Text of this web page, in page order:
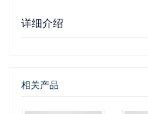
详细介绍
相关产品